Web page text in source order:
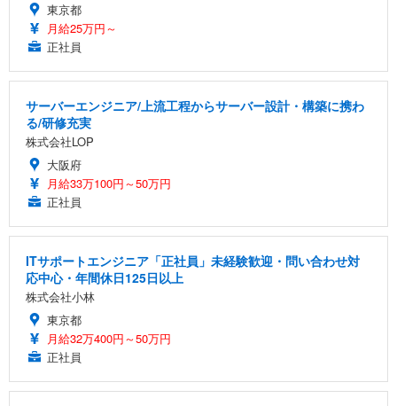
東京都
月給25万円～
正社員
サーバーエンジニア/上流工程からサーバー設計・構築に携わ
る/研修充実
株式会社LOP
大阪府
月給33万100円～50万円
正社員
ITサポートエンジニア「正社員」未経験歓迎・問い合わせ対
応中心・年間休日125日以上
株式会社小林
東京都
月給32万400円～50万円
正社員